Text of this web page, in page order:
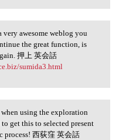
a very
very awesome weblog you
the great function, is
押上 英会話
sumida3.html
when using
using the exploration
get this to selected present
process! 西荻窪 英会話